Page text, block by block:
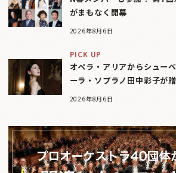
がまもなく開幕
2026年8月6日
PICK UP
オペラ・アリアからシュー
ーラ・ソプラノ田中彩子が
2026年8月6日